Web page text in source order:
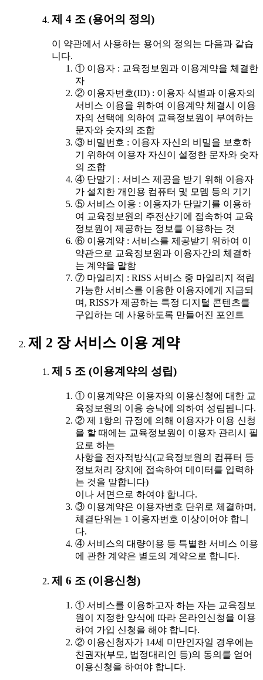
제 4 조 (용어의 정의)
이 약관에서 사용하는 용어의 정의는 다음과 같습
니다.
① 이용자 : 교육정보원과 이용계약을 체결한
자
② 이용자번호(ID) : 이용자 식별과 이용자의
서비스 이용을 위하여 이용계약 체결시 이용
자의 선택에 의하여 교육정보원이 부여하는
문자와 숫자의 조합
③ 비밀번호 : 이용자 자신의 비밀을 보호하
기 위하여 이용자 자신이 설정한 문자와 숫자
의 조합
④ 단말기 : 서비스 제공을 받기 위해 이용자
가 설치한 개인용 컴퓨터 및 모뎀 등의 기기
⑤ 서비스 이용 : 이용자가 단말기를 이용하
여 교육정보원의 주전산기에 접속하여 교육
정보원이 제공하는 정보를 이용하는 것
⑥ 이용계약 : 서비스를 제공받기 위하여 이
약관으로 교육정보원과 이용자간의 체결하
는 계약을 말함
⑦ 마일리지 : RISS 서비스 중 마일리지 적립
가능한 서비스를 이용한 이용자에게 지급되
며, RISS가 제공하는 특정 디지털 콘텐츠를
구입하는 데 사용하도록 만들어진 포인트
제 2 장 서비스 이용 계약
제 5 조 (이용계약의 성립)
① 이용계약은 이용자의 이용신청에 대한 교
육정보원의 이용 승낙에 의하여 성립됩니다.
② 제 1항의 규정에 의해 이용자가 이용 신청
을 할 때에는 교육정보원이 이용자 관리시 필
요로 하는
사항을 전자적방식(교육정보원의 컴퓨터 등
정보처리 장치에 접속하여 데이터를 입력하
는 것을 말합니다)
이나 서면으로 하여야 합니다.
③ 이용계약은 이용자번호 단위로 체결하며,
체결단위는 1 이용자번호 이상이어야 합니
다.
④ 서비스의 대량이용 등 특별한 서비스 이용
에 관한 계약은 별도의 계약으로 합니다.
제 6 조 (이용신청)
① 서비스를 이용하고자 하는 자는 교육정보
원이 지정한 양식에 따라 온라인신청을 이용
하여 가입 신청을 해야 합니다.
② 이용신청자가 14세 미만인자일 경우에는
친권자(부모, 법정대리인 등)의 동의를 얻어
이용신청을 하여야 합니다.